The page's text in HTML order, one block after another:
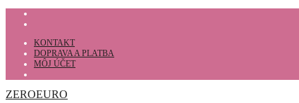
KONTAKT
DOPRAVA A PLATBA
MÔJ ÚČET
ZEROEURO